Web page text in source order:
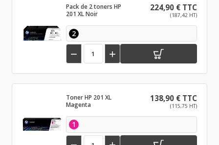
Pack de 2 toners HP
201 XL Noir
224,90 € TTC
(187,42 HT)
2
 
Toner HP 201 XL
Magenta
138,90 € TTC
(115,75 HT)
1